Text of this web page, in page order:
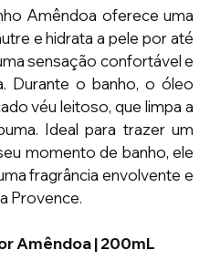
Amêndoa oferece uma
e hidrata a pele por até
sensação confortável e
Durante o banho, o óleo
véu leitoso, que limpa a
Ideal para trazer um
momento de banho, ele
fragrância envolvente e
Provence.
Amêndoa | 200mL